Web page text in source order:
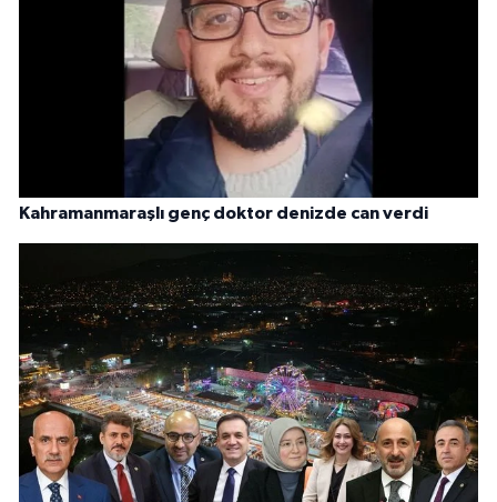
Kahramanmaraşlı genç doktor denizde can verdi